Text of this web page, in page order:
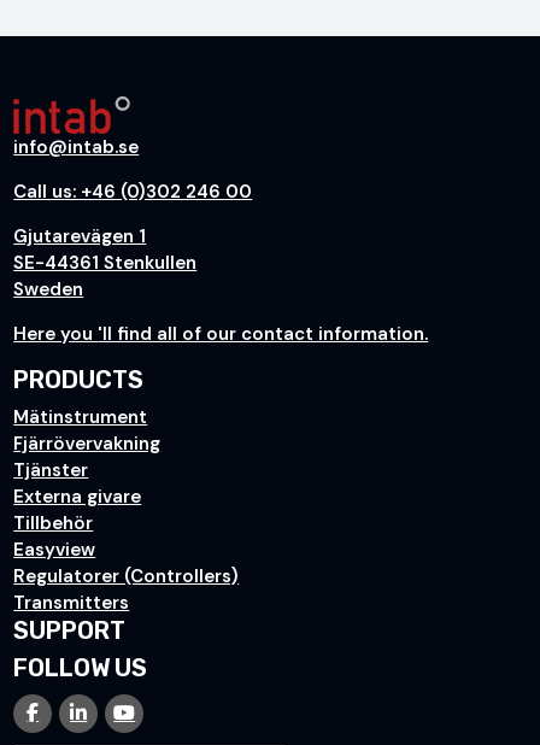
info@intab.se
Call us: +46 (0)302 246 00
Gjutarevägen 1
SE-44361 Stenkullen
Sweden
Here you 'll find all of our contact information.
PRODUCTS
Mätinstrument
Fjärrövervakning
Tjänster
Externa givare
Tillbehör
Easyview
Regulatorer (Controllers)
Transmitters
SUPPORT
FOLLOW US